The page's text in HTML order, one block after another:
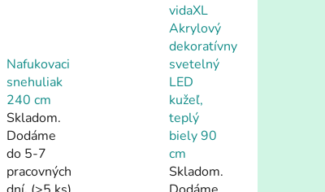
Nafukovaci
snehuliak
240 cm
Skladom.
Dodáme
do 5-7
pracovných
vidaXL
Akrylový
dekoratívny
svetelný
LED
kužeľ,
teplý
biely 90
cm
Skladom.